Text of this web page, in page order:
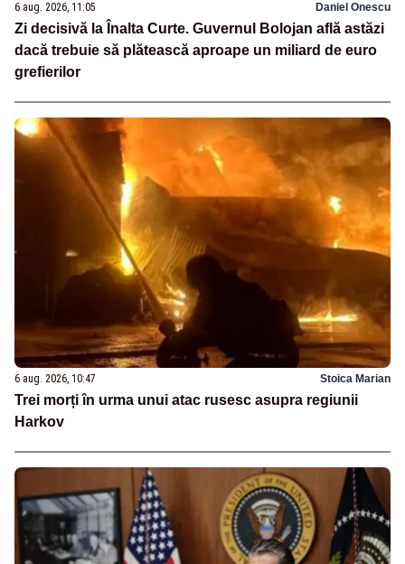
6 aug. 2026, 11:05 Daniel Onescu
Zi decisivă la Înalta Curte. Guvernul Bolojan află astăzi
dacă trebuie să plătească aproape un miliard de euro
grefierilor
6 aug. 2026, 10:47 Stoica Marian
Trei morți în urma unui atac rusesc asupra regiunii
Harkov